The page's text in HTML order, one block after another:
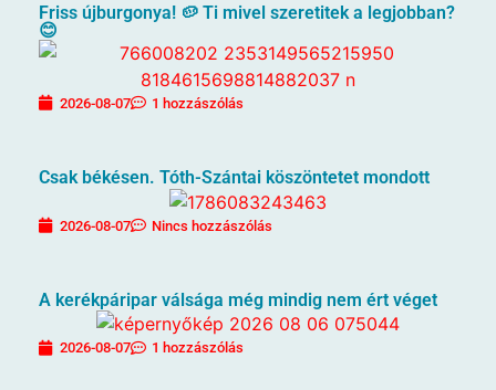
Friss újburgonya! 🥔 Ti mivel szeretitek a legjobban?
😊
2026-08-07 1 hozzászólás
Csak békésen. Tóth-Szántai köszöntetet mondott
2026-08-07 Nincs hozzászólás
A kerékpáripar válsága még mindig nem ért véget
2026-08-07 1 hozzászólás